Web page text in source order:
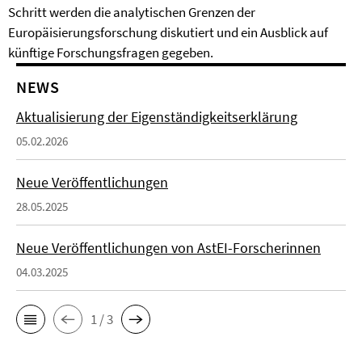
Schritt werden die analytischen Grenzen der
Europäisierungsforschung diskutiert und ein Ausblick auf
künftige Forschungsfragen gegeben.
NEWS
Aktualisierung der Eigenständigkeitserklärung
05.02.2026
Neue Veröffentlichungen
28.05.2025
Neue Veröffentlichungen von AstEI-Forscherinnen
04.03.2025
1 / 3